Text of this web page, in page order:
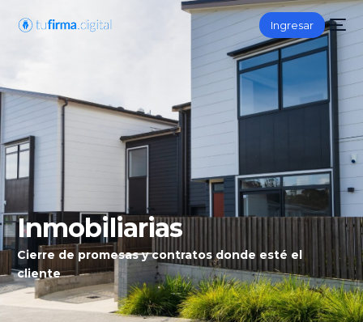
Ingresar
Inmobiliarias
Cierre de promesas y contratos donde esté el
cliente